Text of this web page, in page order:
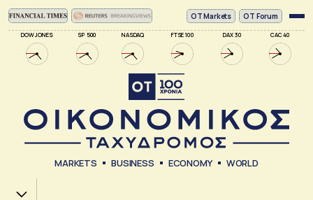
DOW JONES SP 500 NASDAQ FTSE 100 DAX 30 CAC 40
ΟΤ Markets OT Forum
MARKETS BUSINESS ECONOMY WORLD
Χ.Α.